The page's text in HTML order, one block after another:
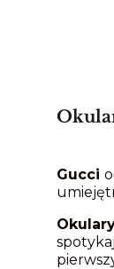
Gucci